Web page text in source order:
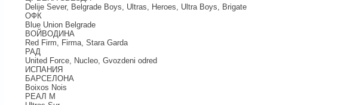
Delije Sever, Belgrade Boys, Ultras, Heroes, Ultra Boys, Brigate
ОФК
Blue Union Belgrade
ВОЙВОДИНА
Red Firm, Firma, Stara Garda
РАД
United Force, Nucleo, Gvozdeni odred
ИСПАНИЯ
БАРСЕЛОНА
Boixos Nois
РЕАЛ М